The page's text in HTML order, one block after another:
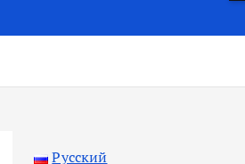
Русский